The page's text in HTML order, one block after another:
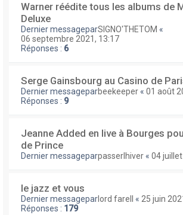
Warner réédite tous les albums de
Deluxe
Dernier messageparSIGNO'THETOM «
06 septembre 2021, 13:17
Réponses : 6
Serge Gainsbourg au Casino de
Dernier messageparbeekeeper « 01 août
Réponses : 9
Jeanne Added en live à Bourges
de Prince
Dernier messageparpasserlhiver « 04
le jazz et vous
Dernier messageparlord farell « 25 juin
Réponses : 179